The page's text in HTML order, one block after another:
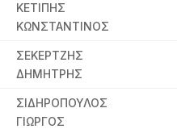
ΚΕΤΙΠΗΣ
ΚΩΝΣΤΑΝΤΙΝΟΣ
ΣΕΚΕΡΤΖΗΣ
ΔΗΜΗΤΡΗΣ
ΣΙΔΗΡΟΠΟΥΛΟΣ
ΓΙΩΡΓΟΣ